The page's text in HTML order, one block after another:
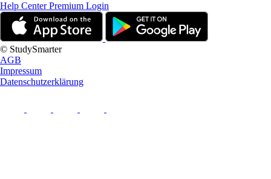
Help CenterPremium Login
© StudySmarter
AGB
Impressum
Datenschutzerklärung